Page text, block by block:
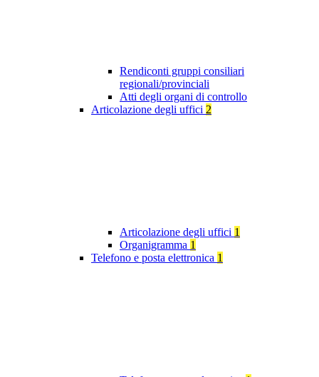
Rendiconti gruppi consiliari
regionali/provinciali
Atti degli organi di controllo
Articolazione degli uffici 2
Articolazione degli uffici 1
Organigramma 1
Telefono e posta elettronica 1